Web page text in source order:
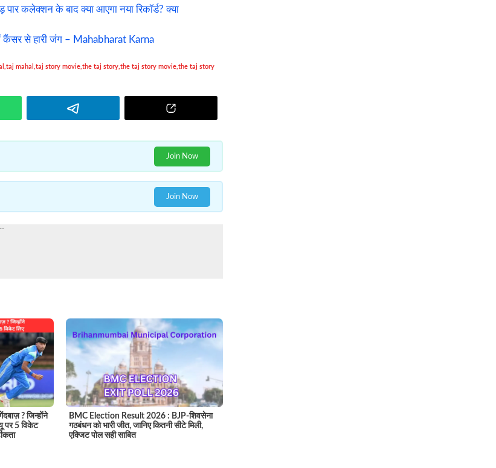
कलेक्शन के बाद क्या आएगा नया रिकॉर्ड? क्या
कैंसर से हारी जंग – Mahabharat Karna
,taj mahal ,taj story movie,the taj story,the taj story movie,the taj story
Join Now
Join Now
? जिन्होंने
पर 5 विकेट
BMC Election Result 2026 : BJP-शिवसेना
गठबंधन को भारी जीत, जानिए कितनी सीटे मिली,
एक्जिट पोल सही साबित